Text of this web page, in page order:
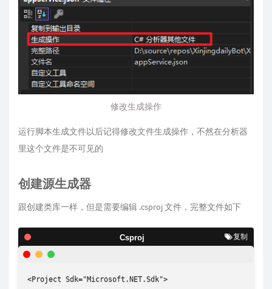
修改生成操作
运行脚本生成文件以后记得修改文件生成操作，不然在分析器
里这个文件是不可见的
创建源生成器
跟创建类库一样，但是需要编辑 .csproj 文件，完整文件如下
<Project Sdk="Microsoft.NET.Sdk">
Csproj 复制